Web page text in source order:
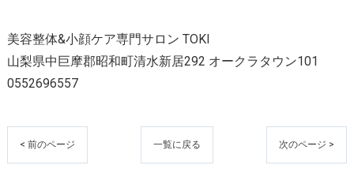
美容整体&小顔ケア専門サロン TOKI
山梨県中巨摩郡昭和町清水新居292 オークラタウン101
0552696557
< 前のページ 一覧に戻る 次のページ >